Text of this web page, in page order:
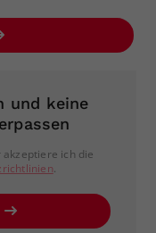
und keine
ich die
.